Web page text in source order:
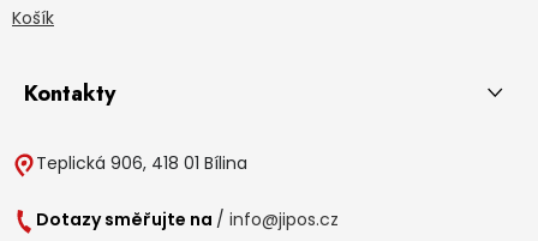
Košík
Kontakty
Teplická 906, 418 01 Bílina
Dotazy směřujte na / info@jipos.cz